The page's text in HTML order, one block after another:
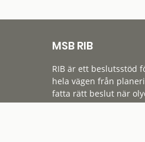
MSB RIB
RIB är ett beslutsstöd
hela vägen från
fatta rätt beslut när